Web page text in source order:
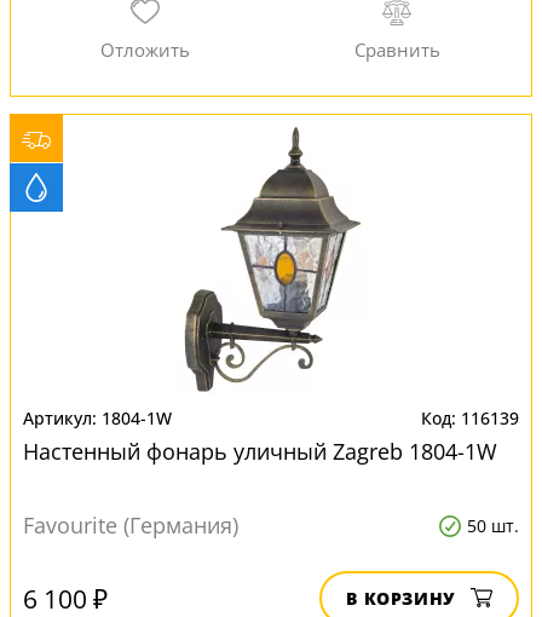
1804-1W 116139
Настенный фонарь уличный Zagreb 1804-1W
Favourite (Германия) 50 шт.
6 100 ₽ В КОРЗИНУ